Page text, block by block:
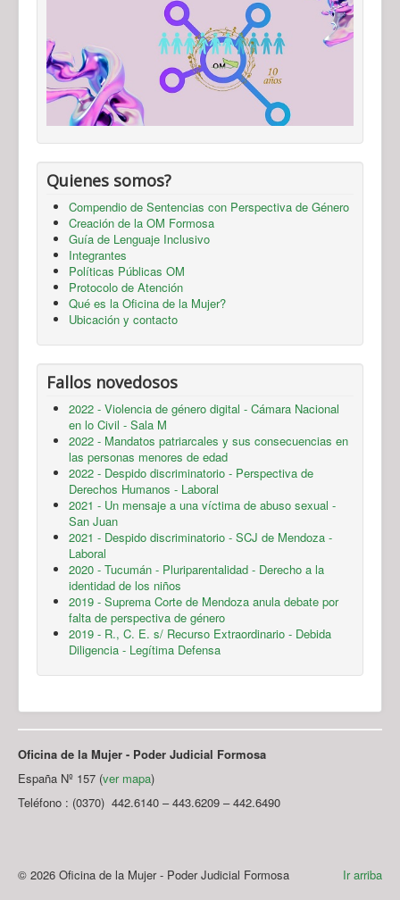
Quienes somos?
Compendio de Sentencias con Perspectiva de Género
Creación de la OM Formosa
Guía de Lenguaje Inclusivo
Integrantes
Políticas Públicas OM
Protocolo de Atención
Qué es la Oficina de la Mujer?
Ubicación y contacto
Fallos novedosos
2022 - Violencia de género digital - Cámara Nacional
en lo Civil - Sala M
2022 - Mandatos patriarcales y sus consecuencias en
las personas menores de edad
2022 - Despido discriminatorio - Perspectiva de
Derechos Humanos - Laboral
2021 - Un mensaje a una víctima de abuso sexual -
San Juan
2021 - Despido discriminatorio - SCJ de Mendoza -
Laboral
2020 - Tucumán - Pluriparentalidad - Derecho a la
identidad de los niños
2019 - Suprema Corte de Mendoza anula debate por
falta de perspectiva de género
2019 - R., C. E. s/ Recurso Extraordinario - Debida
Diligencia - Legítima Defensa
Oficina de la Mujer - Poder Judicial Formosa
España Nº 157 (ver mapa)
Teléfono : (0370) 442.6140 – 443.6209 – 442.6490
Ir arriba
© 2026 Oficina de la Mujer - Poder Judicial Formosa